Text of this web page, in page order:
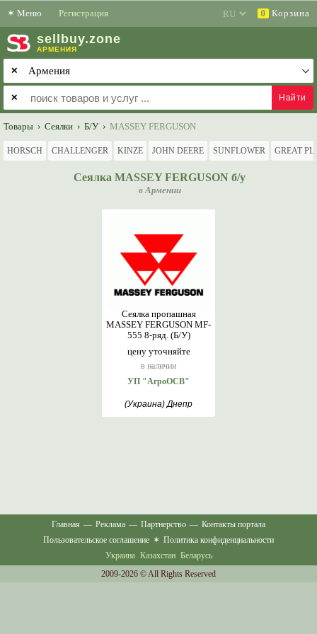
✶ Меню Регистрация 0 Корзина
sell buy.zone
АРМЕНИЯ
✕
✕
Товары › Сеялки › Б/У › MASSEY FERGUSON
HORSCH CHALLENGER KINZE JOHN DEERE SUNFLOWER GREAT
Сеялка MASSEY FERGUSON б/у
в Армении
цену уточняйте
в наличии
Сеялка пропашная
MASSEY FERGUSON MF-
555 8-ряд. (Б/У)
УП "АгроОСВ"
(Украина) Днепр
Главная — Реклама — Партнерство — Контакты портала
Пользовательское соглашение ✶ Политика конфиденциальности
Украина Казахстан Беларусь
2009-2026 © All Rights Reserved